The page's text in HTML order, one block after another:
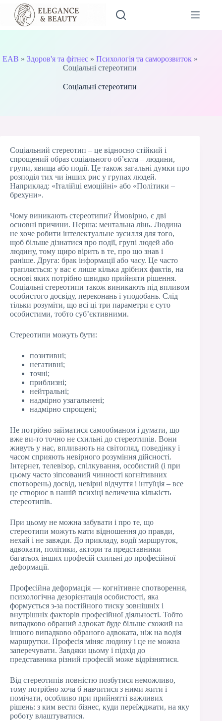
Перейти
вмісту
EAB » Здоров'я та фітнес» Психологія та саморозвиток»
Соціальні стереотипи
Соціальні стереотипи
Соціальний стереотип – це відносно стійкий і
спрощений образ соціального об’єкта – людини,
групи, явища або події. Це також загальні думки про
розподіл тих чи інших рис у групах людей.
Наприклад: «Італійці емоційні» або «Політики –
брехуни».
Чому виникають стереотипи? Ймовірно, є дві
основні причини. Перша: ментальна лінь. Людина
не хоче робити інтелектуальне зусилля для того,
щоб більше дізнатися про події, групі людей або
людину, тому щиро вірить в те, про що знав і
раніше. Друга: брак інформації або часу. Це часто
трапляється: у вас є лише кілька дрібних фактів, на
основі яких потрібно швидко прийняти рішення.
Соціальні стереотипи також виникають під впливом
особистого досвіду, переконань і уподобань. Слід
тільки розуміти, що всі ці три параметри є суто
особистими, тобто суб’єктивними.
Стереотипи можуть бути:
позитивні;
негативні;
точні;
приблизні;
нейтральні;
надмірно узагальнені;
надмірно спрощені;
Не потрібно займатися самообманом і думати, що
вже ви-то точно не схильні до стереотипів. Вони
живуть у нас, впливають на світогляд, поведінку і
часом сприяють невірного розуміння дійсності.
Інтернет, телевізор, спілкування, особистий (і при
цьому часто зіпсований чинності когнітивних
спотворень) досвід, невірні відчуття і інтуїція – все
це створює в нашій психіці величезна кількість
стереотипів.
При цьому не можна забувати і про те, що
стереотипи можуть мати відношення до правди,
нехай і не завжди. До прикладу, водії маршруток,
адвокати, політики, актори та представники
багатьох інших професій схильні до професійної
деформації.
Професійна деформація — когнітивне спотворення,
психологічна дезорієнтація особистості, яка
формується з-за постійного тиску зовнішніх і
внутрішніх факторів професійної діяльності. Тобто
випадково обраний адвокат буде більше схожий на
іншого випадково обраного адвоката, ніж на водія
маршрутки. Професія міняє людину і це не можна
заперечувати. Завдяки цьому і підхід до
представника різний професій може відрізнятися.
Від стереотипів повністю позбутися неможливо,
тому потрібно хоча б навчитися з ними жити і
помічати, особливо при прийнятті важливих
рішень: з ким вести бізнес, куди переїжджати, на яку
роботу влаштуватися.